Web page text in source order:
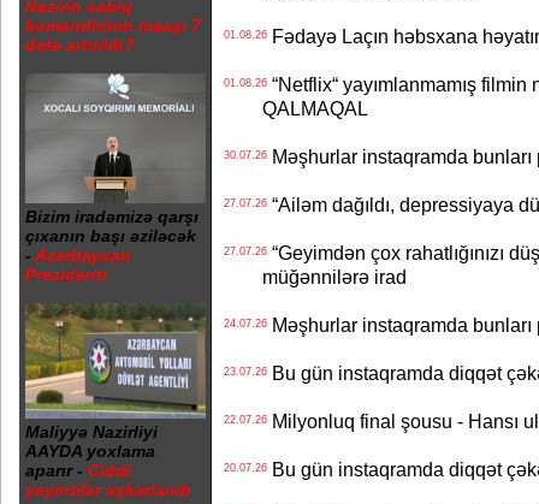
Nazirin sabiq
komandirinin maaşı 7
dəfə artırılıb?
Bizim iradəmizə qarşı
çıxanın başı əziləcək
- Azərbaycan
Prezidenti
Maliyyə Nazirliyi
AAYDA yoxlama
aparır - Ciddi
yeyintilər aşkarlanıb
01.08.26Fədayə Laçın həbsxana
01.08.26“Netflix“ yayımlanmamış
QALMAQAL
30.07.26Məşhurlar instaqramda bunları
27.07.26“Ailəm dağıldı, depressiyaya
27.07.26“Geyimdən çox rahatlığınızı
müğənnilərə irad
24.07.26Məşhurlar instaqramda bunları
23.07.26Bu gün instaqramda diqqət
22.07.26Milyonluq final şousu - Hansı
20.07.26Bu gün instaqramda diqqət